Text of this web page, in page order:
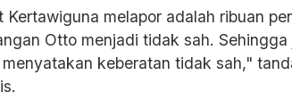
melapor adalah ribuan
Otto menjadi tidak sah. Sehingga
keberatan tidak sah,"